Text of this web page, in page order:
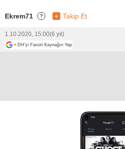
Ekrem71 ? + Takip Et
1.10.2020, 15:00(6 yıl)
+ DH'yi Favori Kaynağın Yap